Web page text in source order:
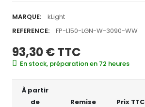
MARQUE:
kLight
REFERENCE:
FP-L150-LGN-W-3090-WW
93,30 €TTC
En stock, préparation en 72 heures
À partir
de
Remise Prix TTC